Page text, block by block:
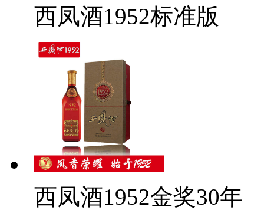
西凤酒1952标准版
西凤酒1952金奖30年